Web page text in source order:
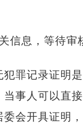
信息，等待审
罪记录证明
事人可以直
会开具证明